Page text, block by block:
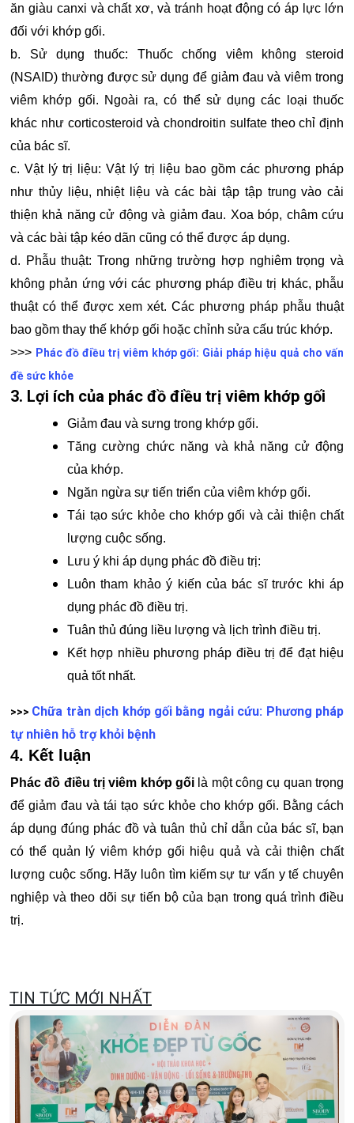
ăn giàu canxi và chất xơ, và tránh hoạt động có áp lực lớn
đối với khớp gối.
b. Sử dụng thuốc: Thuốc chống viêm không steroid
(NSAID) thường được sử dụng để giảm đau và viêm trong
viêm khớp gối. Ngoài ra, có thể sử dụng các loại thuốc
khác như corticosteroid và chondroitin sulfate theo chỉ định
của bác sĩ.
c. Vật lý trị liệu: Vật lý trị liệu bao gồm các phương pháp
như thủy liệu, nhiệt liệu và các bài tập tập trung vào cải
thiện khả năng cử động và giảm đau. Xoa bóp, châm cứu
và các bài tập kéo dãn cũng có thể được áp dụng.
d. Phẫu thuật: Trong những trường hợp nghiêm trọng và
không phản ứng với các phương pháp điều trị khác, phẫu
thuật có thể được xem xét. Các phương pháp phẫu thuật
bao gồm thay thế khớp gối hoặc chỉnh sửa cấu trúc khớp.
>>> Phác đồ điều trị viêm khớp gối: Giải pháp hiệu quả cho vấn
đề sức khỏe
3. Lợi ích của phác đồ điều trị viêm khớp gối
Giảm đau và sưng trong khớp gối.
Tăng cường chức năng và khả năng cử động
của khớp.
Ngăn ngừa sự tiến triển của viêm khớp gối.
Tái tạo sức khỏe cho khớp gối và cải thiện chất
lượng cuộc sống.
Lưu ý khi áp dụng phác đồ điều trị:
Luôn tham khảo ý kiến của bác sĩ trước khi áp
dụng phác đồ điều trị.
Tuân thủ đúng liều lượng và lịch trình điều trị.
Kết hợp nhiều phương pháp điều trị để đạt hiệu
quả tốt nhất.
>>> Chữa tràn dịch khớp gối bằng ngải cứu: Phương pháp
tự nhiên hỗ trợ khỏi bệnh
4. Kết luận
Phác đồ điều trị viêm khớp gối là một công cụ quan trọng
để giảm đau và tái tạo sức khỏe cho khớp gối. Bằng cách
áp dụng đúng phác đồ và tuân thủ chỉ dẫn của bác sĩ, bạn
có thể quản lý viêm khớp gối hiệu quả và cải thiện chất
lượng cuộc sống. Hãy luôn tìm kiếm sự tư vấn y tế chuyên
nghiệp và theo dõi sự tiến bộ của bạn trong quá trình điều
trị.
TIN TỨC MỚI NHẤT